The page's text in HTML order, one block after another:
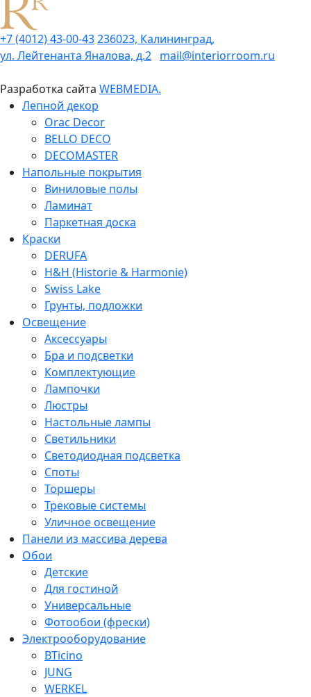
+7 (4012) 43-00-43236023, Калининград,
ул. Лейтенанта Яналова, д.2 mail@interiorroom.ru
Разработка сайта WEBMEDIA.
Лепной декор
Orac Decor
BELLO DECO
DECOMASTER
Напольные покрытия
Виниловые полы
Ламинат
Паркетная доска
Краски
DERUFA
H&H (Historie & Harmonie)
Swiss Lake
Грунты, подложки
Освещение
Аксессуары
Бра и подсветки
Комплектующие
Лампочки
Люстры
Настольные лампы
Светильники
Светодиодная подсветка
Споты
Торшеры
Трековые системы
Уличное освещение
Панели из массива дерева
Обои
Детские
Для гостиной
Универсальные
Фотообои (фрески)
Электрооборудование
BTicino
JUNG
WERKEL